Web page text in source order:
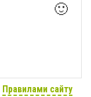
🙂
Правилами сайту